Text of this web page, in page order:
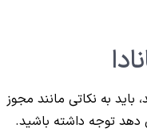
باید به نکاتی مانند مجوز
دهد توجه داشته باشید.